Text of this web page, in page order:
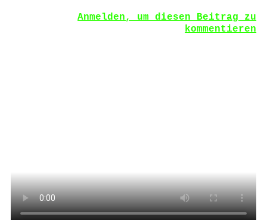
Anmelden, um diesen Beitrag zu
kommentieren